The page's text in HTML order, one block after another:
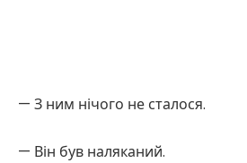
— З ним нічого не сталося.
— Він був наляканий.